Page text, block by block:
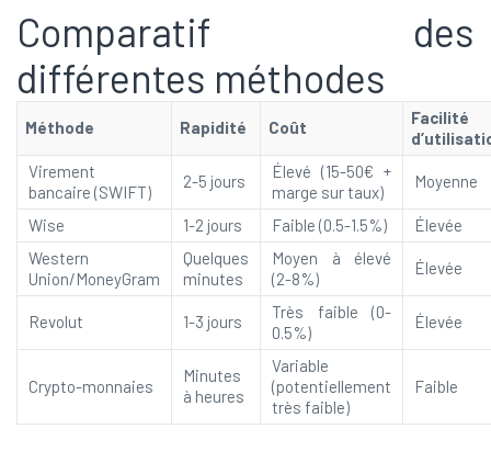
Comparatif des
différentes méthodes
Méthode Rapidité Coût
Facilité
Virement
bancaire (SWIFT)
2-5 jours
Élevé (15-50€ +
marge sur taux)
Moyenne
Wise 1-2 jours Faible (0.5-1.5%)
Élevée
Western
Union/MoneyGram
Quelques
minutes
Moyen à élevé
(2-8%)
Élevée
Revolut 1-3 jours
Très faible (0-
0.5%)
Élevée
Crypto-monnaies
Minutes
à heures
Variable
(potentiellement
très faible)
Faible